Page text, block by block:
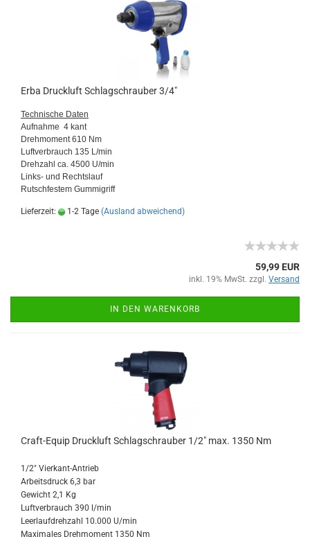
Erba Druckluft Schlagschrauber 3/4"
Technische Daten
Aufnahme 4 kant
Drehmoment 610 Nm
Luftverbrauch 135 L/min
Drehzahl ca. 4500 U/min
Links- und Rechtslauf
Rutschfestem Gummigriff
Lieferzeit: 1-2 Tage (Ausland abweichend)
59,99 EUR
inkl. 19% MwSt. zzgl. Versand
IN DEN WARENKORB
Craft-Equip Druckluft Schlagschrauber 1/2" max. 1350 Nm
1/2" Vierkant-Antrieb
Arbeitsdruck 6,3 bar
Gewicht 2,1 Kg
Luftverbrauch 390 l/min
Leerlaufdrehzahl 10.000 U/min
Maximales Drehmoment 1350 Nm